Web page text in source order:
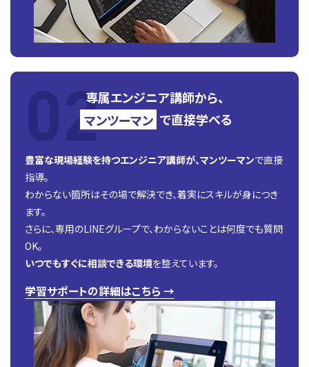
専属エンジニア講師から、
マンツーマン で直接学べる
豊富な現場経験を持つエンジニア講師が、マンツーマンで直接
指導。
わからない箇所はその場で解決でき、着実にスキルが身につき
ます。
さらに、専用のLINEグループで、わからないことは何度でも質問
OK。
いつでもすぐに相談できる環境を整えています。
学習サポートの詳細はこちら →